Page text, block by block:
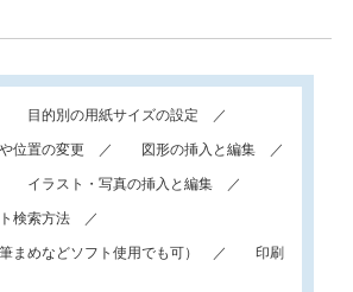
目的別の用紙サイズの設定
位置の変更 図形の挿入と編集
イラスト・写真の挿入と編集
検索方法
まめなどソフト使用でも可） 印刷